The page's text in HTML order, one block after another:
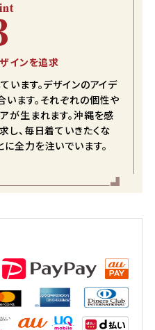
インを追求
います。デザインのアイデ
ます。それぞれの個性や
が生まれます。沖縄を感
し、毎日着ていきたくな
全力を注いでいます。